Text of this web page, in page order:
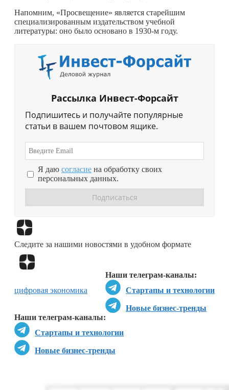
Напомним, «Просвещение» является старейшим
специализированным издательством учебной
литературы: оно было основано в 1930-м году.
Рассылка Инвест-Форсайт
Подпишитесь и получайте популярные
статьи в вашем почтовом ящике.
Я даю согласие на обработку своих
персональных данных.
Следите за нашими новостями в удобном формате
Наши телеграм-каналы:
Стартапы и технологии
Новые бизнес-тренды
Наши телеграм-каналы:
Стартапы и технологии
Новые бизнес-тренды
цифровая экономика